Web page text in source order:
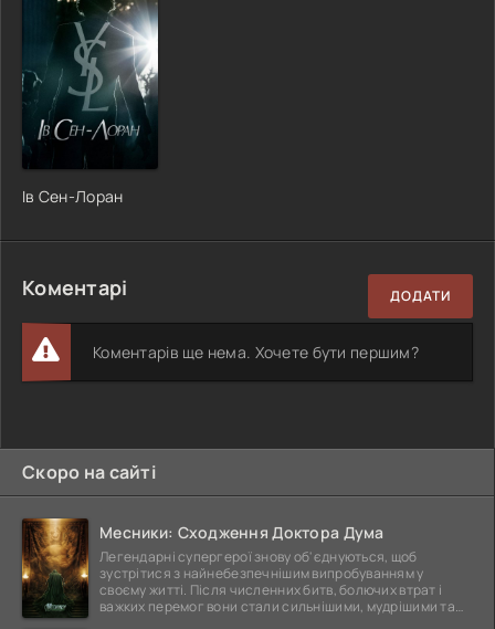
Ів Сен-Лоран
Коментарі ДОДАТИ
Коментарів ще нема. Хочете бути першим?
Скоро на сайті
Месники: Сходження Доктора Дума
Легендарні супергерої знову об'єднуються, щоб
зустрітися з найнебезпечнішим випробуванням у
своєму житті. Після численних битв, болючих втрат і
важких перемог вони стали сильнішими, мудрішими та